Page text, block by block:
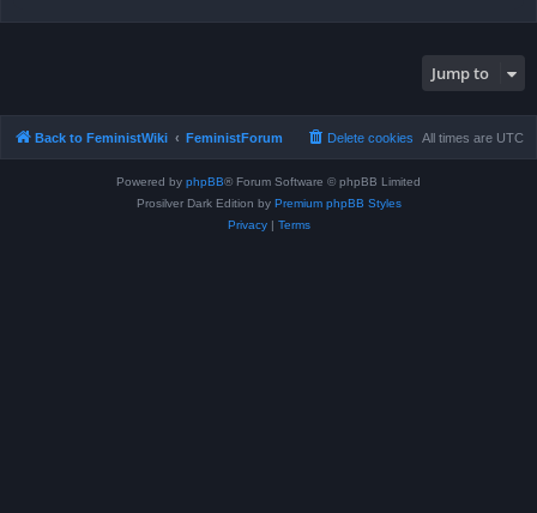
Jump to
Back to FeministWiki FeministForum All times are UTC
Delete cookies
Powered by phpBB® Forum Software © phpBB Limited
Prosilver Dark Edition by Premium phpBB Styles
Privacy| Terms